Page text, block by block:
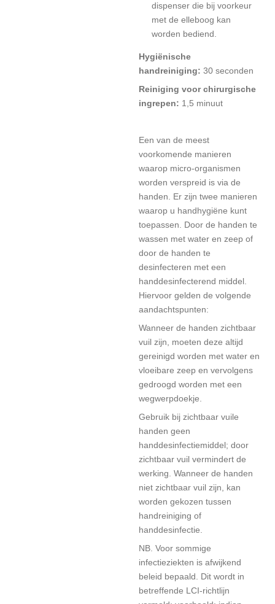
dispenser die bij voorkeur
met de elleboog kan
worden bediend.
Hygiënische
handreiniging: 30 seconden
Reiniging voor chirurgische
ingrepen: 1,5 minuut
Een van de meest
voorkomende manieren
waarop micro-organismen
worden verspreid is via de
handen. Er zijn twee manieren
waarop u handhygiëne kunt
toepassen. Door de handen te
wassen met water en zeep of
door de handen te
desinfecteren met een
handdesinfecterend middel.
Hiervoor gelden de volgende
aandachtspunten:
Wanneer de handen zichtbaar
vuil zijn, moeten deze altijd
gereinigd worden met water en
vloeibare zeep en vervolgens
gedroogd worden met een
wegwerpdoekje.
Gebruik bij zichtbaar vuile
handen geen
handdesinfectiemiddel; door
zichtbaar vuil vermindert de
werking. Wanneer de handen
niet zichtbaar vuil zijn, kan
worden gekozen tussen
handreiniging of
handdesinfectie.
NB. Voor sommige
infectieziekten is afwijkend
beleid bepaald. Dit wordt in
betreffende LCI-richtlijn